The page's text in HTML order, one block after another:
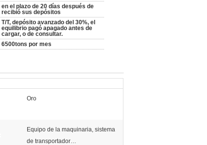
en el plazo de 20 días después de
recibió sus depósitos
T/T, depósito avanzado del 30%, el
equilibrio pagó apagado antes de
cargar, o de consultar.
6500tons por mes
Oro
Equipo de la maquinaria, sistema
de transportador…